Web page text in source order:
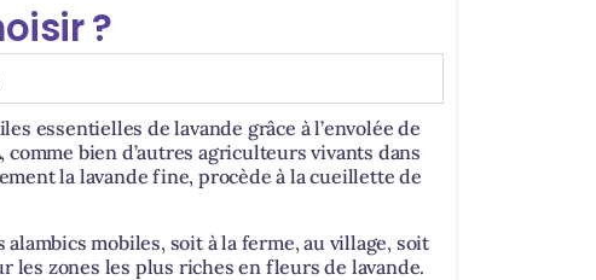
?
essentielles de lavande grâce à l’envolée de
bien d’autres agriculteurs vivants dans
la lavande fine, procède à la cueillette de
mobiles, soit à la ferme, au village, soit
les zones les plus riches en fleurs de lavande.